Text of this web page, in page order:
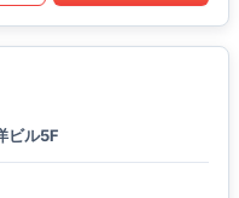
ビル5F